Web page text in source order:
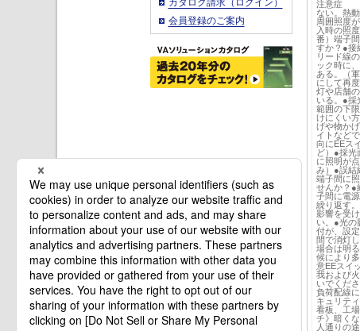
注意症
ない。熱
周囲照度
入時の照
番）端子
すか？●接
リード線
ック時に
ある。（
にして再
灯や店舗
いる。●採
範囲の下
けにくい
げや物か
イトなど
向にEEス
ど）●採光
に照明が
み）●誤結
端子間に
せんか？●
子間に電
繰り返す
影響を受
い。●光の
付が、設
間で消灯
場合は明
候により
意EEスイ
我および
いでくだ
負荷配線
キュリテ
看板、工
チ》暗く
人通りの
カタログ請求（ログイン）
会員登録のご案内